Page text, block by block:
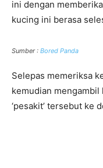
ini dengan
kucing ini berasa
Sumber : Bored Panda
Selepas memeriksa
kemudian
‘pesakit’ tersebut ke